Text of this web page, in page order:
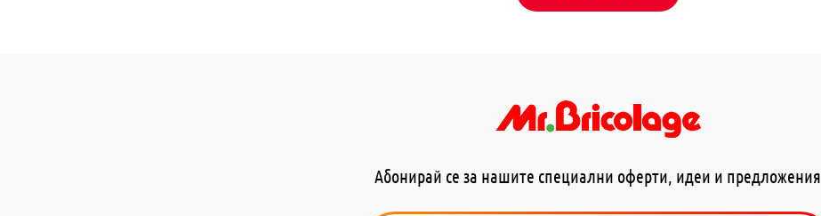
Абонирай се за нашите специални оферти, идеи и предложения